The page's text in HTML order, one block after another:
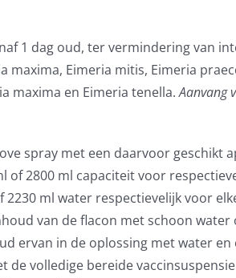
1 dag oud, ter vermindering van
maxima, Eimeria mitis, Eimeria
maxima en Eimeria tenella.Aanvang
spray met een daarvoor
of 2800 ml capaciteit voor
ml water respectievelijk voor
van de flacon met schoon
ervan in de oplossing met water
volledige bereide